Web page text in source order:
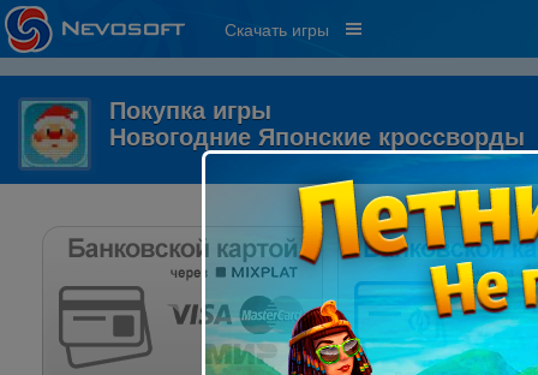
Скачать игры
Покупка игры
Новогодние Японские кроссворды